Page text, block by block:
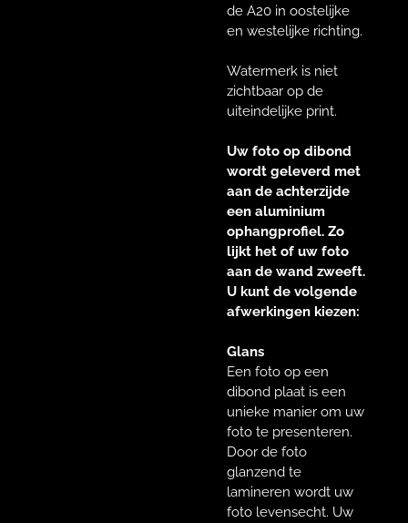
de A20 in oostelijke
en westelijke richting.
Watermerk is niet
zichtbaar op de
uiteindelijke print.
Uw foto op dibond
wordt geleverd met
aan de achterzijde
een aluminium
ophangprofiel. Zo
lijkt het of uw foto
aan de wand zweeft.
U kunt de volgende
afwerkingen kiezen:
Glans
Een foto op een
dibond plaat is een
unieke manier om uw
foto te presenteren.
Door de foto
glanzend te
lamineren wordt uw
foto levensecht. Uw